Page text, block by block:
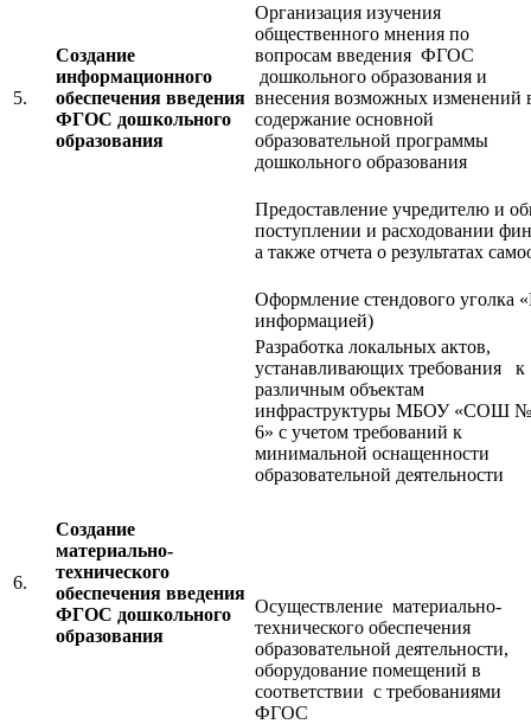
5.
Создание
информационного
обеспечения введения
ФГОС дошкольного
образования
Организация изучения
общественного мнения по
вопросам введения ФГОС
дошкольного образования и
внесения возможных изменений
содержание основной
образовательной программы
дошкольного образования
Предоставление учредителю и
поступлении и расходовании
а также отчета о результатах
Оформление стендового
информацией)
6.
Создание
материально-
технического
обеспечения введения
ФГОС дошкольного
образования
Разработка локальных актов,
устанавливающих требования к
различным объектам
инфраструктуры МБОУ «СОШ №
6» с учетом требований к
минимальной оснащенности
образовательной деятельности
Осуществление материально-
технического обеспечения
образовательной деятельности,
оборудование помещений в
соответствии с требованиями
ФГОС